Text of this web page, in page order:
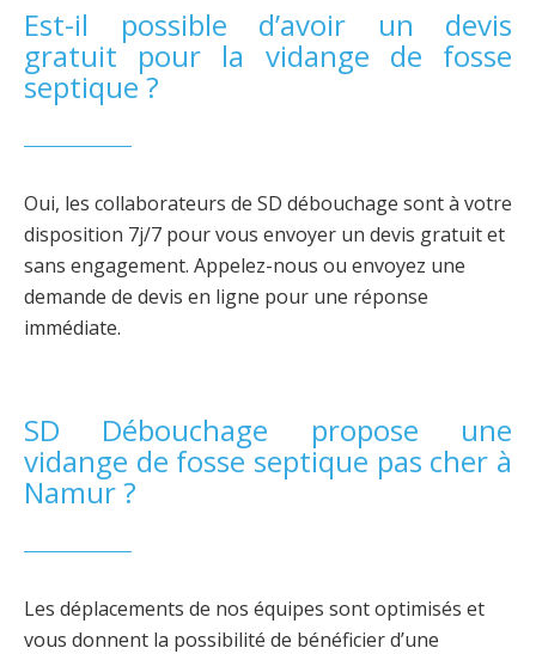
Est-il possible d’avoir un devis
gratuit pour la vidange de fosse
septique ?
Oui, les collaborateurs de SD débouchage sont à votre
disposition 7j/7 pour vous envoyer un devis gratuit et
sans engagement. Appelez-nous ou envoyez une
demande de devis en ligne pour une réponse
immédiate.
SD Débouchage propose une
vidange de fosse septique pas cher à
Namur ?
Les déplacements de nos équipes sont optimisés et
vous donnent la possibilité de bénéficier d’une